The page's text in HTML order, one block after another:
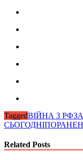
TaggedВІЙНА З РФ
СЬОГОДНІ
Related Posts